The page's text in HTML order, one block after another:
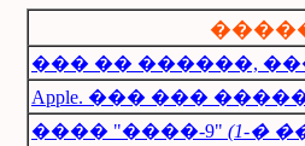
��� �� ������,
Apple. ��� ���
���� "����-9" (1-�